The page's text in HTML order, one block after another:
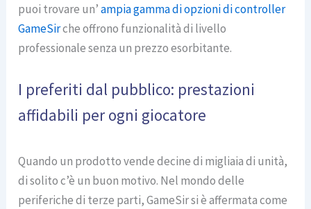
puoi trovare un’ampia gamma di opzioni di controller
GameSirche offrono funzionalità di livello
professionale senza un prezzo esorbitante.
I preferiti dal pubblico: prestazioni
affidabili per ogni giocatore
Quando un prodotto vende decine di migliaia di unità,
di solito c’è un buon motivo. Nel mondo delle
periferiche di terze parti, GameSir si è affermata come